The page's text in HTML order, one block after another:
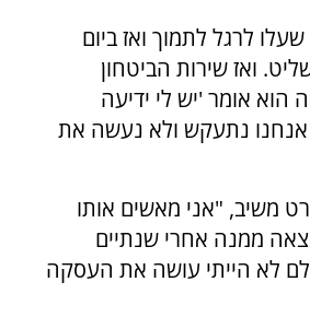
לרגל לתמוך ואז ביום
ואז שירות הביטחון
הוא אומר 'יש לי ידיעה
נתעקש ולא נעשה את
משיב, "אני מאשים אותו
ממנה אחרי שנתיים
אני מעולם לא הייתי עושה את העסקה